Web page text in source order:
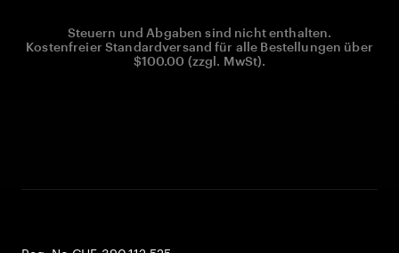
Steuern und Abgaben sind nicht enthalten.
Kostenfreier Standardversand für alle Bestellungen über
$100.00 (zzgl. MwSt).